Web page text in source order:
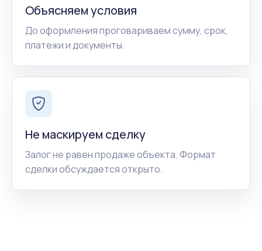
Объясняем условия
До оформления проговариваем сумму, срок,
платежи и документы.
Не маскируем сделку
Залог не равен продаже объекта. Формат
сделки обсуждается открыто.